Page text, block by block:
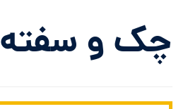
چک و سفته